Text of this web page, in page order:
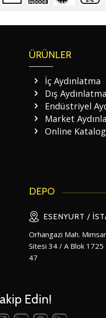
ÜRÜNLER
İç Aydınlatma
Dış Aydınlatma
Endüstriyel
Market
Online Katalog
DEPO
ESENYURT /
Orhangazi Mah.
Sitesi 34 / A Blok 1725
47
Edin!